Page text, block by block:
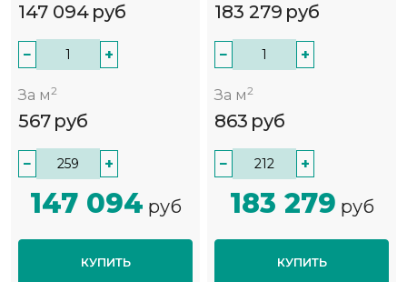
147 094 руб
− +
За м2
567 руб
− +
147 094 руб
КУПИТЬ
183 279 руб
− +
За м2
863 руб
− +
183 279 руб
КУПИТЬ